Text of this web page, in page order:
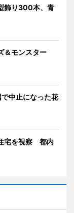
飾り300本、青
＆モンスター
中止になった花
宅を視察 都内